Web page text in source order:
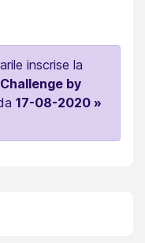
inscrise la
by
17-08-2020 »